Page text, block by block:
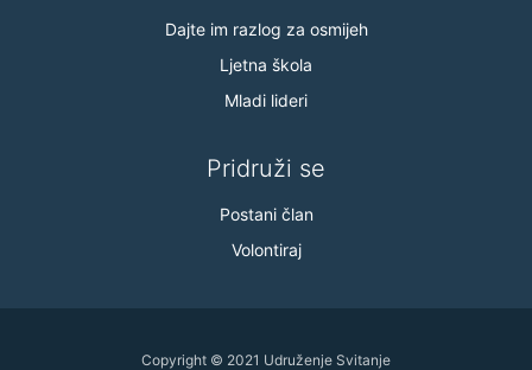
Dajte im razlog za osmijeh
Ljetna škola
Mladi lideri
Pridruži se
Postani član
Volontiraj
Copyright © 2021 Udruženje Svitanje